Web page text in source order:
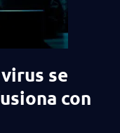
se
con